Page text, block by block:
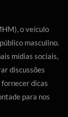
o veículo
masculino.
mídias sociais,
discussões
dicas
para nos